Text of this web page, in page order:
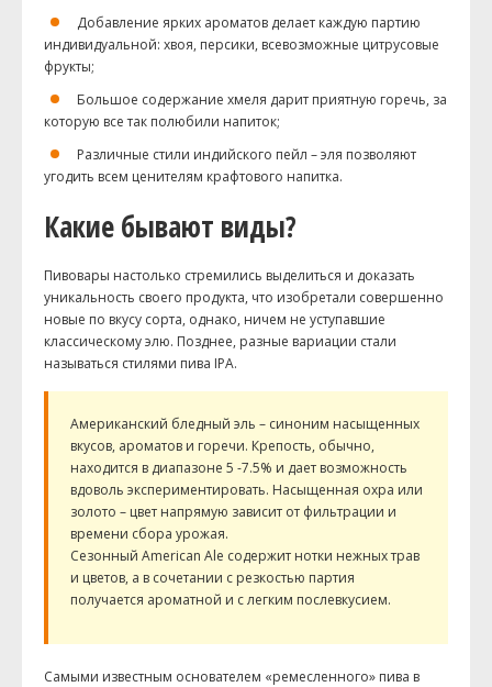
Добавление ярких ароматов делает каждую партию
индивидуальной: хвоя, персики, всевозможные цитрусовые
фрукты;
Большое содержание хмеля дарит приятную горечь, за
которую все так полюбили напиток;
Различные стили индийского пейл – эля позволяют
угодить всем ценителям крафтового напитка.
Какие бывают виды?
Пивовары настолько стремились выделиться и доказать
уникальность своего продукта, что изобретали совершенно
новые по вкусу сорта, однако, ничем не уступавшие
классическому элю. Позднее, разные вариации стали
называться стилями пива IPA.
Американский бледный эль – синоним насыщенных
вкусов, ароматов и горечи. Крепость, обычно,
находится в диапазоне 5 -7.5% и дает возможность
вдоволь экспериментировать. Насыщенная охра или
золото – цвет напрямую зависит от фильтрации и
времени сбора урожая.
Сезонный American Ale содержит нотки нежных трав
и цветов, а в сочетании с резкостью партия
получается ароматной и с легким послевкусием.
Самыми известным основателем «ремесленного» пива в